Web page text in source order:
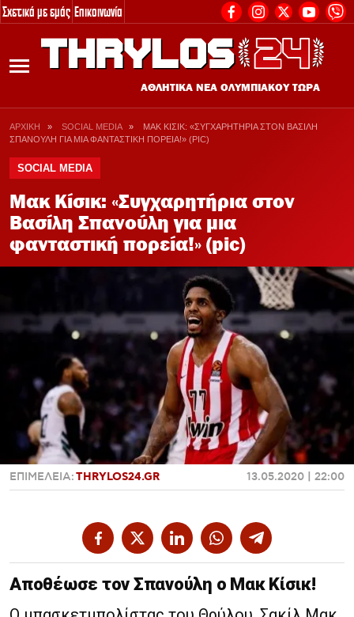
Σχετικά με εμάς Επικοινωνία
ΑΘΛΗΤΙΚΑ ΝΕΑ ΟΛΥΜΠΙΑΚΟΥ ΤΩΡΑ
ΑΡΧΙΚΗ » SOCIAL MEDIA» ΜΑΚ ΚΙΣΙΚ: «ΣΥΓΧΑΡΗΤΗΡΙΑ ΣΤΟΝ ΒΑΣΙΛΗ
ΣΠΑΝΟΥΛΗ ΓΙΑ ΜΙΑ ΦΑΝΤΑΣΤΙΚΗ ΠΟΡΕΙΑ!» (PIC)
SOCIAL MEDIA
Μακ Κίσικ: «Συγχαρητήρια στον
Βασίλη Σπανούλη για μια
φανταστική πορεία!» (pic)
ΕΠΙΜΕΛΕΙΑ:THRYLOS24.GR 13.05.2020 | 22:00
Αποθέωσε τον Σπανούλη ο Μακ Κίσικ!
2
τα Online Casino
Online Casino
Χωρις Ταυτοποιηση
Εταιριες
Στοιχηματικες Εταιριες
Ποκερ
ΤΑ ΡΟΣΤΕΡ ΟΛΩΝ
Μπάσκετ
Βόλεϊ
Πόλο Ανδρών
Πόλο